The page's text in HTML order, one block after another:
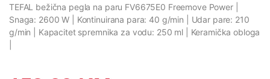
TEFAL bežična pegla na paru FV6675E0 Freemove Power |
Snaga: 2600 W | Kontinuirana para: 40 g/min | Udar pare: 210
g/min | Kapacitet spremnika za vodu: 250 ml | Keramička obloga